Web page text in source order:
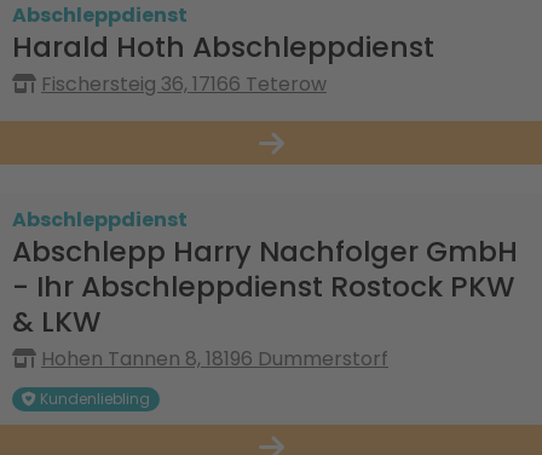
Abschleppdienst
Harald Hoth Abschleppdienst
Fischersteig 36, 17166 Teterow
Abschleppdienst
Abschlepp Harry Nachfolger GmbH
- Ihr Abschleppdienst Rostock PKW
& LKW
Hohen Tannen 8, 18196 Dummerstorf
Kundenliebling